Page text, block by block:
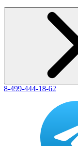
8-499-444-18-62